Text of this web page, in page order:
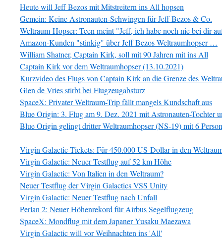
Heute will Jeff Bezos mit Mitstreitern ins All hopsen
Gemein: Keine Astronauten-Schwingen für Jeff Bezos & Co.
Weltraum-Hopser: Teen meint "Jeff, ich habe noch nie bei dir
Amazon-Kunden "stinkig" über Jeff Bezos Weltraumhopser …
William Shatner, Captain Kirk, soll mit 90 Jahren mit ins All
Captain Kirk vor dem Weltraumhopser (13.10.2021)
Kurzvideo des Flugs von Captain Kirk an die Grenze des
Glen de Vries stirbt bei Flugzeugabsturz
SpaceX: Privater Weltraum-Trip fällt mangels Kundschaft aus
Blue Origin: 3. Flug am 9. Dez. 2021 mit Astronauten-Tochter
Blue Origin gelingt dritter Weltraumhopser (NS-19) mit 6
Virgin Galactic-Tickets: Für 450.000 US-Dollar in den
Virgin Galactic: Neuer Testflug auf 52 km Höhe
Virgin Galactic: Von Italien in den Weltraum?
Neuer Testflug der Virgin Galactics VSS Unity
Virgin Galactic: Neuer Testflug nach Unfall
Perlan 2: Neuer Höhenrekord für Airbus Segelflugzeug
SpaceX: Mondflug mit dem Japaner Yusaku Maezawa
Virgin Galactic will vor Weihnachten ins 'All'